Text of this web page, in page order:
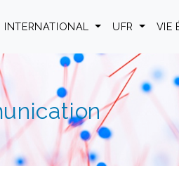
INTERNATIONAL UFR VIE